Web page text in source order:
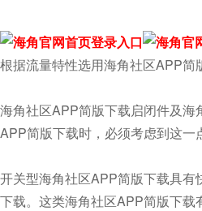
根据流量特性选用海角社区APP简
海角社区APP简版下载启闭件及海
APP简版下载时，必须考虑到这一点
开关型海角社区APP简版下载具有
下载。这类海角社区APP简版下载有